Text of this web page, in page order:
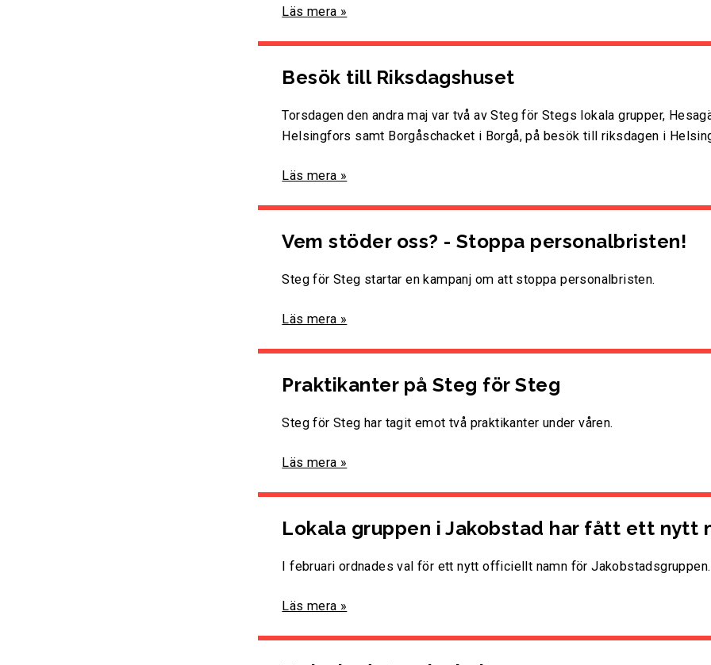
Läs mera »
Besök till Riksdagshuset
Torsdagen den andra maj var två av Steg för Stegs lokala grupper,
Helsingfors samt Borgåschacket i Borgå, på besök till riksdagen i
Läs mera »
Vem stöder oss? - Stoppa personalbristen!
Steg för Steg startar en kampanj om att stoppa personalbristen.
Läs mera »
Praktikanter på Steg för Steg
Steg för Steg har tagit emot två praktikanter under våren.
Läs mera »
Lokala gruppen i Jakobstad har fått ett nytt
I februari ordnades val för ett nytt officiellt namn för Jakobstadsgruppen.
Läs mera »